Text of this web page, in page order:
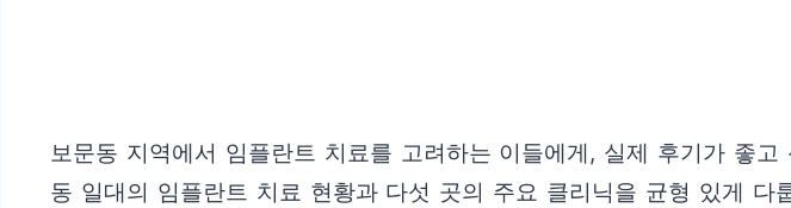
보문동 지역에서 임플란트 치료를 고려하는 이들에게, 실제 후기가 좋
동 일대의 임플란트 치료 현황과 다섯 곳의 주요 클리닉을 균형 있게 다